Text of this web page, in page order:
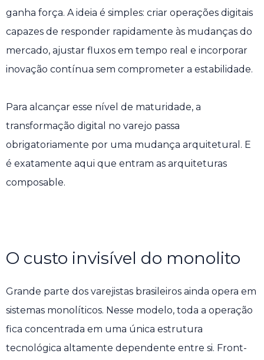
ganha força. A ideia é simples: criar operações digitais
capazes de responder rapidamente às mudanças do
mercado, ajustar fluxos em tempo real e incorporar
inovação contínua sem comprometer a estabilidade.
Para alcançar esse nível de maturidade, a
transformação digital no varejo passa
obrigatoriamente por uma mudança arquitetural. E
é exatamente aqui que entram as arquiteturas
composable.
O custo invisível do monolito
Grande parte dos varejistas brasileiros ainda opera em
sistemas monolíticos. Nesse modelo, toda a operação
fica concentrada em uma única estrutura
tecnológica altamente dependente entre si. Front-